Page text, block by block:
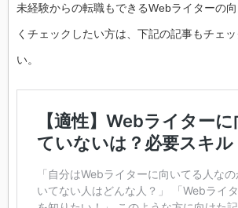
未経験からの転職もできるWebライターの
くチェックしたい方は、下記の記事もチェ
い。